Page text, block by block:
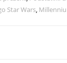
Star Wars,